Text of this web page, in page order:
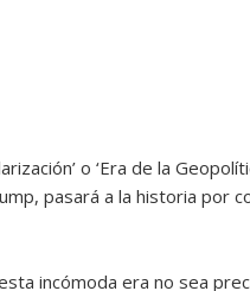
o ‘Era de la
pasará a la historia por
incómoda era no sea